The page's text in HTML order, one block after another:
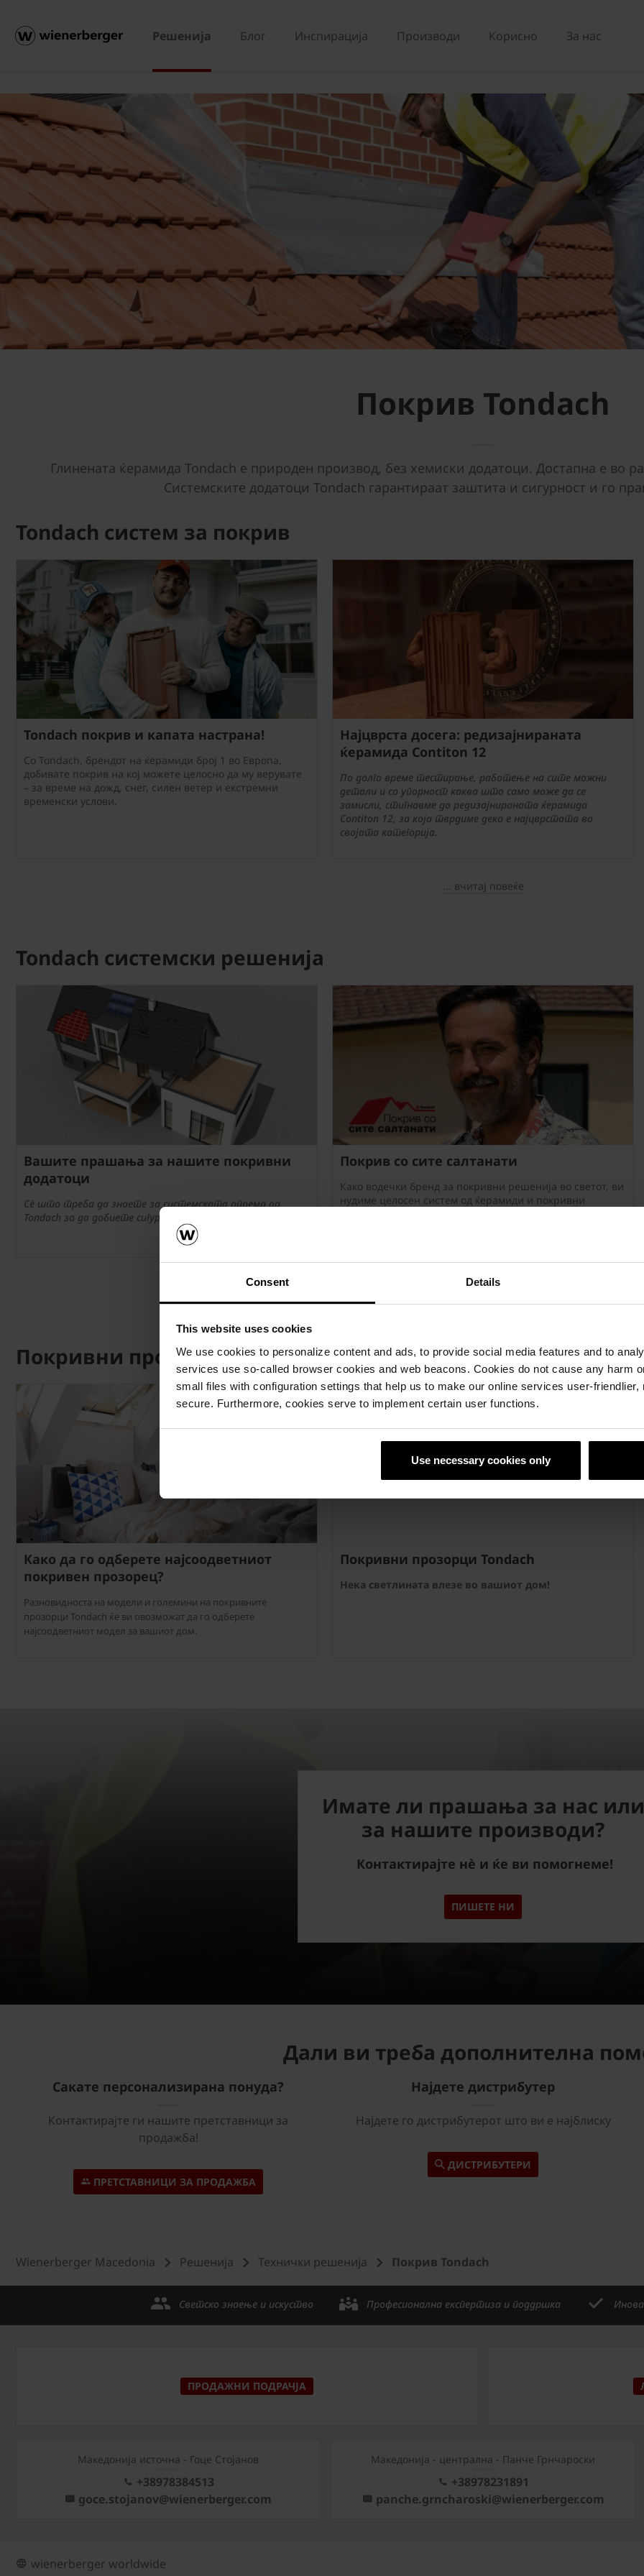
Consent Details
This website uses cookies
We use cookies to personalize content and ads, to provide social media features and to
services use so-called browser cookies and web beacons. Cookies do not cause any harm
small files with configuration settings that help us to make our online services user-friendlier,
secure. Furthermore, cookies serve to implement certain user functions.
Use necessary cookies only
Решенија Блог Инспирација Производи Корисно За нас
Покрив Tondach
Глинената ќерамида Tondach е природен производ, без хемиски додатоци. Достапна е во
Системските додатоци Tondach гарантираат заштита и сигурност и го
Tondach систем за покрив
Tondach покрив и капата настрана!
Со Tondach, брендот на ќерамиди број 1 во Европа,
добивате покрив на кој можете целосно да му верувате
– за време на дожд, снег, силен ветер и екстремни
временски услови.
Најцврста досега: редизајнираната
ќерамида Contiton 12
По долго време тестирање, работење на сите можни
детали и со упорност каква што само може да се
замисли, стигнавме до редизајнираната ќерамида
Contiton 12, за која тврдиме дека е најцврстата во
својата категорија.
... вчитај повеќе
Tondach системски решениjа
Вашите прашања за нашите покривни
додатоци
Сè што треба да знаете за системската опрема од
Tondach за да добиете сигурен и долготраен покрив.
Покрив со сите салтанати
Како водечки бренд за покривни решенија во светот, ви
нудиме целосен систем од ќерамиди и покривни
... вчитај повеќе
Покривни прозорци
Како да го одберете најсоодветниот
покривен прозорец?
Разновидноста на модели и големини на покривните
прозорци Tondach ќе ви овозможат да го одберете
најсоодветниот модел за вашиот дом.
Покривни прозорци Tondach
Нека светлината влезе во вашиот дом!
Имате ли прашања за нас или
за нашите производи?
Контактирајте нè и ќе ви помогнеме!
ПИШЕТЕ НИ
Дали ви треба дополнителна
Сакате персонализирана понуда?
Контактирајте ги нашите претставници за
продажба!
ПРЕТСТАВНИЦИ ЗА ПРОДАЖБА
Најдете дистрибутер
Најдете го дистрибутерот што ви е најблиску
ДИСТРИБУТЕРИ
Wienerberger Macedonia Решенија Технички решениjа Покрив Tondach
Светско знаење и искуство Професионална експертиза и поддршка
ПРОДАЖНИ ПОДРАЧЈА
Македонија источна - Гоце Стојанов
+38978384513
goce.stojanov@wienerberger.com
Mакедонија - централна - Панче Грнчароски
+38978231891
panche.grncharoski@wienerberger.com
wienerberger worldwide